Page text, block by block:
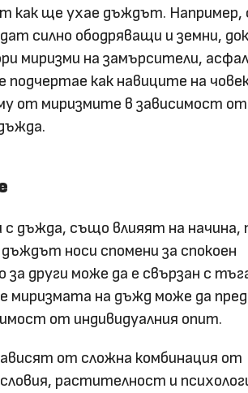
как ще ухае дъждът. Например,
силно ободряващи и земни,
миризми на замърсители,
как навиците на
от миризмите в зависимост от
дъжда, също влияят на начина,
носи спомени за спокоен
други може да е свързан с
миризмата на дъжд може да
от индивидуалния опит.
от сложна комбинация от
растителност и